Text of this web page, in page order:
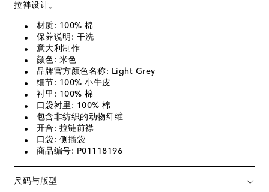
拉袢设计。
材质: 100% 棉
保养说明: 干洗
意大利制作
颜色: 米色
品牌官方颜色名称: Light Grey
细节: 100% 小牛皮
衬里: 100% 棉
口袋衬里: 100% 棉
包含非纺织的动物纤维
开合: 拉链前襟
口袋: 侧插袋
商品编号: P01118196
尺码与版型